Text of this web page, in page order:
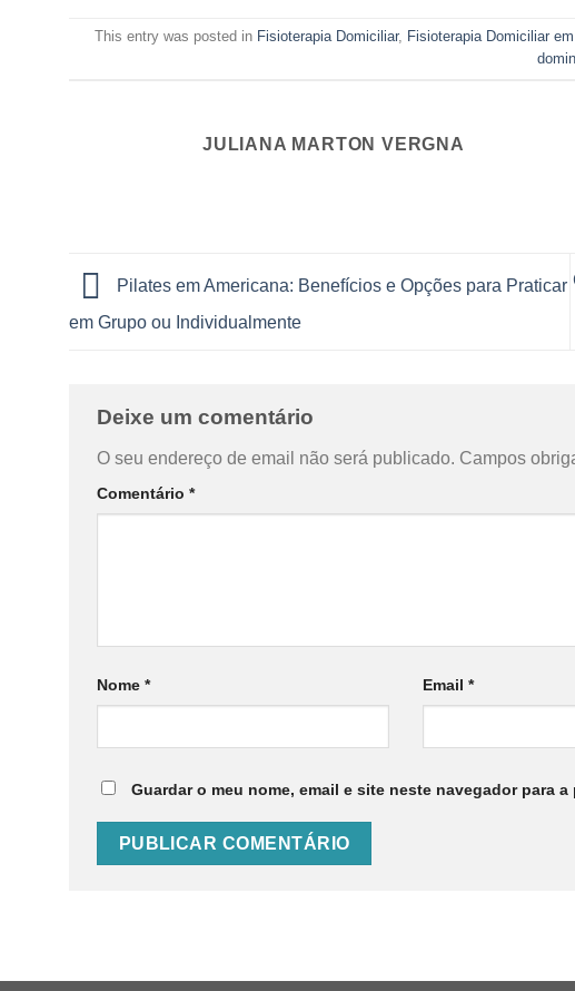
This entry was posted in Fisioterapia Domiciliar, Fisioterapia Domiciliar
JULIANA MARTON VERGNA
Pilates em Americana: Benefícios e Opções para Praticar
em Grupo ou Individualmente
Deixe um comentário
O seu endereço de email não será publicado. Campos
Comentário *
Nome * Email*
Guardar o meu nome, email e site neste navegador para